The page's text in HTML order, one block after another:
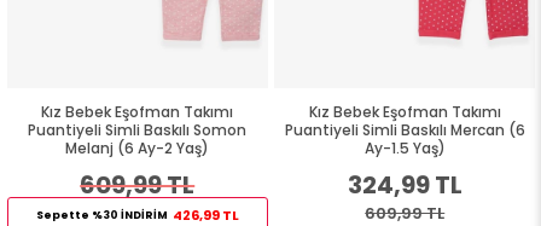
Kız Bebek Eşofman Takımı
Puantiyeli Simli Baskılı Somon
Melanj (6 Ay-2 Yaş)
609,99 TL
Sepette %30 İNDİRİM 426,99 TL
Kız Bebek Eşofman Takımı
Puantiyeli Simli Baskılı Mercan (6
Ay-1.5 Yaş)
324,99 TL
609,99 TL